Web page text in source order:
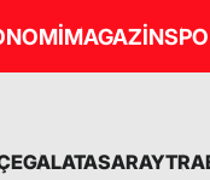
MAGAZİN
GALATASARAY